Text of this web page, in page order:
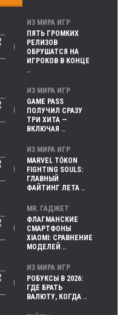
ИЗ МИРА ИГР
ПЯТЬ ГРОМКИХ
РЕЛИЗОВ
ОБРУШАТСЯ НА
ИГРОКОВ В КОНЦЕ
..
ИЗ МИРА ИГР
GAME PASS
ПОЛУЧИЛ СРАЗУ
ТРИ ХИТА —
ВКЛЮЧАЯ ..
ИЗ МИРА ИГР
MARVEL TŌKON
FIGHTING SOULS:
ГЛАВНЫЙ
ФАЙТИНГ ЛЕТА ..
MR. ГАДЖЕТ
ФЛАГМАНСКИЕ
СМАРТФОНЫ
XIAOMI: СРАВНЕНИЕ
МОДЕЛЕЙ ..
ИЗ МИРА ИГР
РОБУКСЫ В 2026:
ГДЕ БРАТЬ
ВАЛЮТУ, КОГДА ..